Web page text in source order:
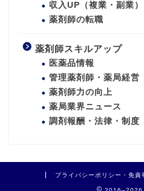
収入UP（複業・副業）
薬剤師の転職
薬剤師スキルアップ
医薬品情報
管理薬剤師・薬局経営
薬剤師力の向上
薬局業界ニュース
調剤報酬・法律・制度
プライバシーポリシー・免責